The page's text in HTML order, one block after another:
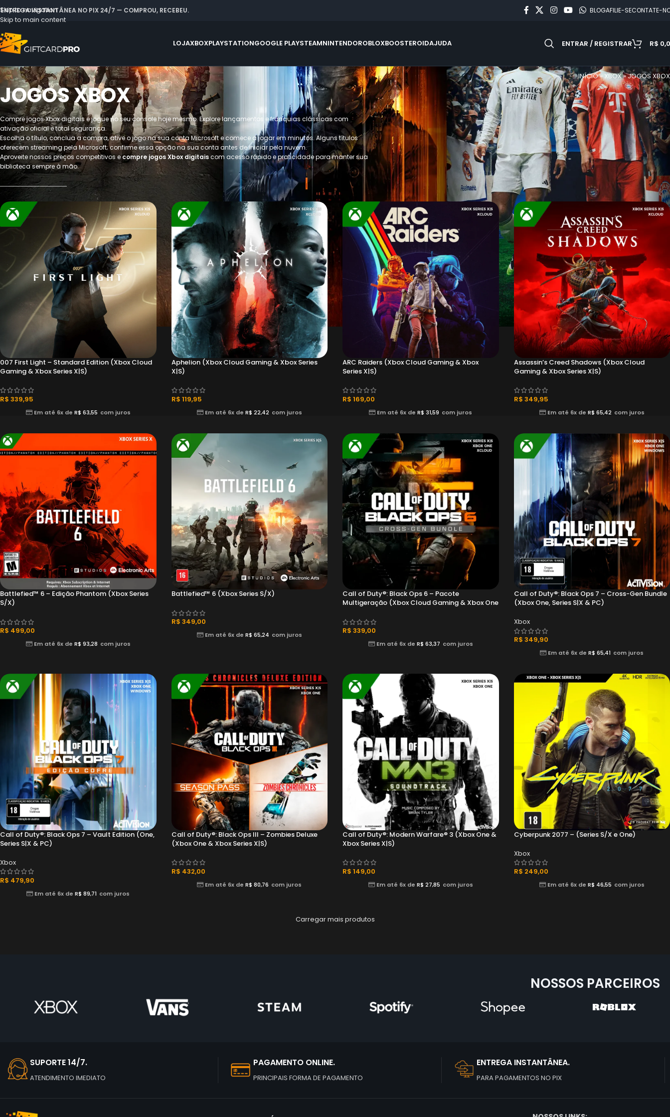
Skip to navigation
Skip to main content
ENTREGA INSTANTÂNEA NO PIX 24/7 — COMPROU, RECEBEU. BLOGAFILIE-SECONTATE-
LOJAXBOXPLAYSTATIONGOOGLE PLAYSTEAMNINTENDOROBLOXBOOSTEROIDAJUDA ENTRAR / REGISTRAR R$
INÍCIO»XBOX»JOGOS XBOX
JOGOS XBOX
Compre jogos Xbox digitais e jogue no seu console hoje mesmo. Explore lançamentos e franquias clássicas com
ativação oficial e total segurança.
Escolha o título, conclua a compra, ative o jogo na sua conta Microsoft e comece a jogar em minutos. Alguns títulos
oferecem streaming pela Microsoft; confirme essa opção na sua conta antes de iniciar pela nuvem.
Aproveite nossos preços competitivos ecompre jogos Xbox digitaiscom acesso rápido e praticidade para manter sua
biblioteca sempre à mão.
007 First Light – Standard Edition (Xbox Cloud
Gaming & Xbox Series X|S)
R$ 339,95
Em até 6x de R$ 63,55 com juros
Aphelion (Xbox Cloud Gaming & Xbox Series
X|S)
R$ 119,95
Em até 6x de R$ 22,42 com juros
ARC Raiders (Xbox Cloud Gaming & Xbox
Series X|S)
R$ 169,00
Em até 6x deR$ 31,59 com juros
Assassin’s Creed Shadows (Xbox Cloud
Gaming & Xbox Series X|S)
R$ 349,95
Em até 6x de R$ 65,42 com juros
Battlefied™ 6 – Edição Phantom (Xbox Series
S/X)
R$ 499,00
Em até 6x de R$ 93,28 com juros
Battlefied™ 6 (Xbox Series S/X)
R$ 349,00
Em até 6x de R$ 65,24 com juros
Call of Duty®: Black Ops 6 – Pacote
Multigeração (Xbox Cloud Gaming & Xbox One
R$ 339,00
Em até 6x de R$ 63,37 com juros
Call of Duty®: Black Ops 7 – Cross-Gen Bundle
(Xbox One, Series S|X & PC)
Xbox
R$ 349,90
Em até 6x deR$ 65,41 com juros
Call of Duty®: Black Ops 7 – Vault Edition (One,
Series S|X & PC)
Xbox
R$ 479,90
Em até 6x deR$ 89,71 com juros
Call of Duty®: Black Ops III – Zombies Deluxe
(Xbox One & Xbox Series X|S)
R$ 432,00
Em até 6x deR$ 80,76 com juros
Call of Duty®: Modern Warfare® 3 (Xbox One &
Xbox Series X|S)
R$ 149,00
Em até 6x de R$ 27,85 com juros
Cyberpunk 2077 – (Series S/X e One)
Xbox
R$ 249,00
Em até 6x de R$ 46,55 com juros
Carregar mais produtos
NOSSOS PARCEIROS
SUPORTE 14/7.
ATENDIMENTO IMEDIATO
PAGAMENTO ONLINE.
PRINCIPAIS FORMA DE PAGAMENTO
ENTREGA INSTANTÂNEA.
PARA PAGAMENTOS NO PIX